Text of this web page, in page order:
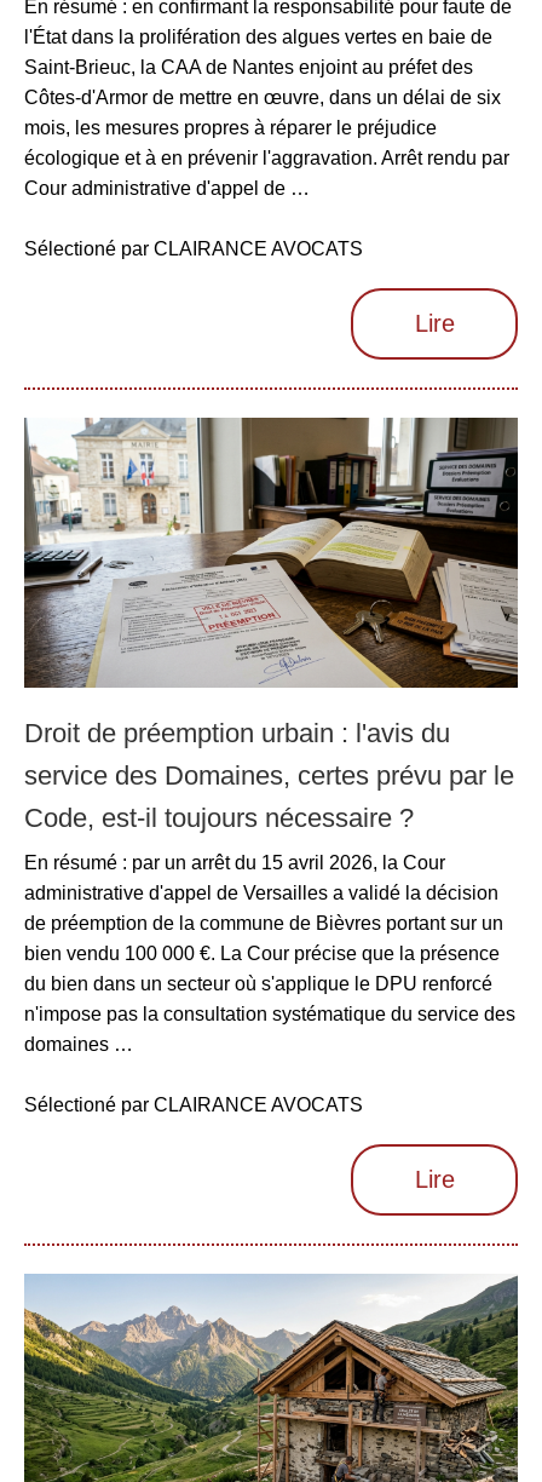
En résumé : en confirmant la responsabilité pour faute de
l'État dans la prolifération des algues vertes en baie de
Saint-Brieuc, la CAA de Nantes enjoint au préfet des
Côtes-d'Armor de mettre en œuvre, dans un délai de six
mois, les mesures propres à réparer le préjudice
écologique et à en prévenir l'aggravation. Arrêt rendu par
Cour administrative d'appel de …
Sélectioné par CLAIRANCE AVOCATS
Lire
Droit de préemption urbain : l'avis du
service des Domaines, certes prévu par le
Code, est-il toujours nécessaire ?
En résumé : par un arrêt du 15 avril 2026, la Cour
administrative d'appel de Versailles a validé la décision
de préemption de la commune de Bièvres portant sur un
bien vendu 100 000 €. La Cour précise que la présence
du bien dans un secteur où s'applique le DPU renforcé
n'impose pas la consultation systématique du service des
domaines …
Sélectioné par CLAIRANCE AVOCATS
Lire